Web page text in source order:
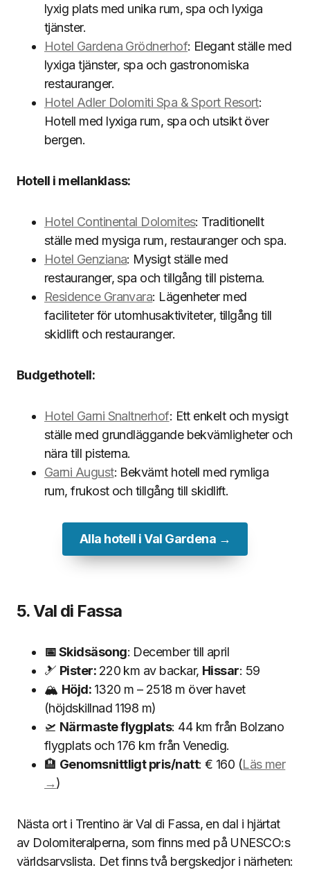
lyxig plats med unika rum, spa och lyxiga
tjänster.
Hotel Gardena Grödnerhof: Elegant ställe med
lyxiga tjänster, spa och gastronomiska
restauranger.
Hotel Adler Dolomiti Spa & Sport Resort:
Hotell med lyxiga rum, spa och utsikt över
bergen.
Hotell i mellanklass:
Hotel Continental Dolomites: Traditionellt
ställe med mysiga rum, restauranger och spa.
Hotel Genziana: Mysigt ställe med
restauranger, spa och tillgång till pisterna.
Residence Granvara: Lägenheter med
faciliteter för utomhusaktiviteter, tillgång till
skidlift och restauranger.
Budgethotell:
Hotel Garni Snaltnerhof: Ett enkelt och mysigt
ställe med grundläggande bekvämligheter och
nära till pisterna.
Garni August: Bekvämt hotell med rymliga
rum, frukost och tillgång till skidlift.
Alla hotell i Val Gardena →
5. Val di Fassa
📅 Skidsäsong: December till april
🎿 Pister: 220 km av backar, Hissar: 59
🏔 Höjd: 1320 m – 2518 m över havet
(höjdskillnad 1198 m)
🛫 Närmaste flygplats: 44 km från Bolzano
flygplats och 176 km från Venedig.
🏨 Genomsnittligt pris/natt: € 160 (Läs mer
→)
Nästa ort i Trentino är Val di Fassa, en dal i hjärtat
av Dolomiteralperna, som finns med på UNESCO:s
världsarvslista. Det finns två bergskedjor i närheten: